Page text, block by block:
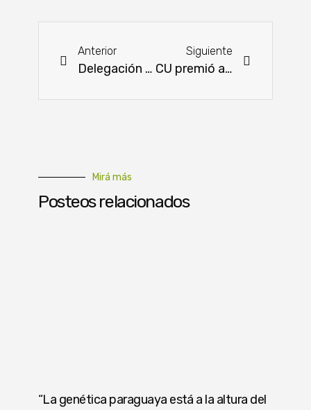
Anterior
Delegación Coreana interesada en inversiones forestales en Paraguay
Siguiente
CU premió a los niños y niñas en su día con interesantes obsequios
Mirá más
Posteos relacionados
“La genética paraguaya está a la altura del